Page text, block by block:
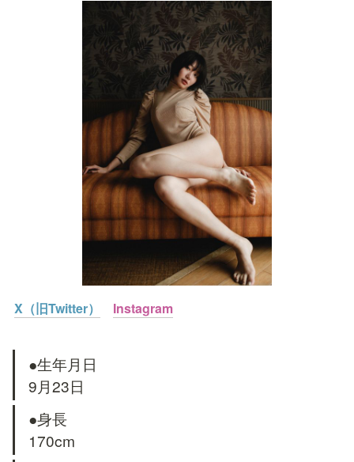
X（旧Twitter） Instagram
●生年月日
9月23日
●身長
170cm